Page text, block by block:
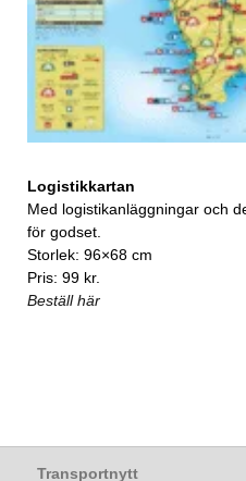
Logistikkartan
Med logistikanläggningar och
för godset.
Storlek: 96×68 cm
Pris: 99 kr.
Beställ här
Transportnytt